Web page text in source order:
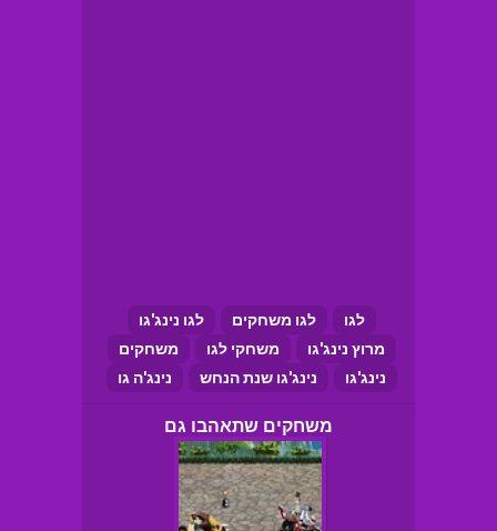
לגו לגו משחקים
לגו נינג'גו
מרוץ נינג'גו
משחקי לגו
משחקים
נינג'גו
נינג'גו שנת הנחש נינג'ה גו
משחקים שתאהבו גם